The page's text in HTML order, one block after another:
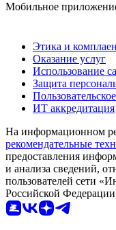
Мобильное
Этика и
Оказание услуг
Использование
Защита
ИТ аккредитация
На информационном
рекомендательные
предоставления
и анализа сведений,
пользователей сети
Российской